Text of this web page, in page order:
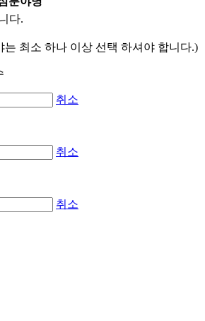
다.
는 최소 하나 이상 선택 하셔야 합니다.)
취소
취소
취소